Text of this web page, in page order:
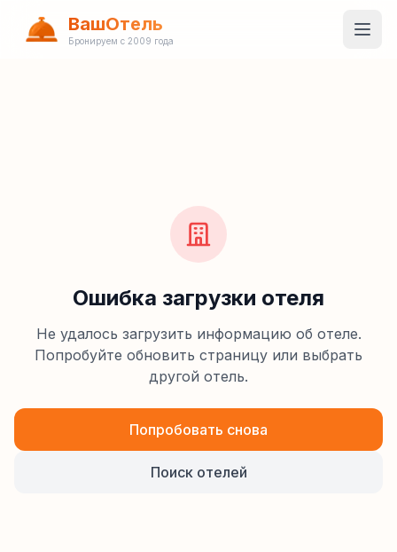
ВашОтель
Бронируем с 2009 года
Ошибка загрузки отеля
Не удалось загрузить информацию об отеле.
Попробуйте обновить страницу или выбрать
другой отель.
Попробовать снова
Поиск отелей